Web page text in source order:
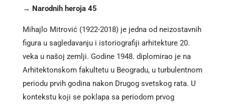
→ Narodnih heroja 45
Mihajlo Mitrović (1922-2018) je jedna od neizostavnih
figura u sagledavanju i istoriografiji arhitekture 20.
veka u našoj zemlji. Godine 1948. diplomirao je na
Arhitektonskom fakultetu u Beogradu, u turbulentnom
periodu prvih godina nakon Drugog svetskog rata. U
kontekstu koji se poklapa sa periodom prvog